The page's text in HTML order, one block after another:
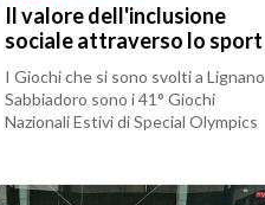
Il valore dell'inclusione
sociale attraverso lo sport
ai Giochi Nazionali Estivi
Special Olympics
I Giochi che si sono svolti a Lignano
Sabbiadoro sono i 41° Giochi
Nazionali Estivi di Special Olympics